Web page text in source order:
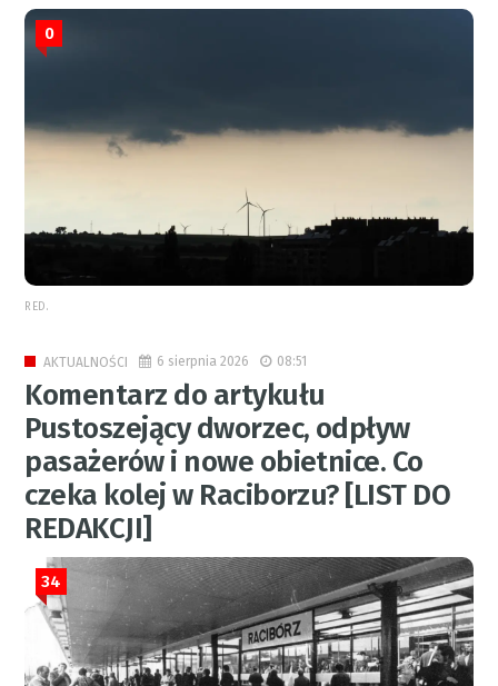
0
RED.
AKTUALNOŚCI 6 sierpnia 2026 08:51
Komentarz do artykułu
Pustoszejący dworzec, odpływ
pasażerów i nowe obietnice. Co
czeka kolej w Raciborzu? [LIST DO
REDAKCJI]
34